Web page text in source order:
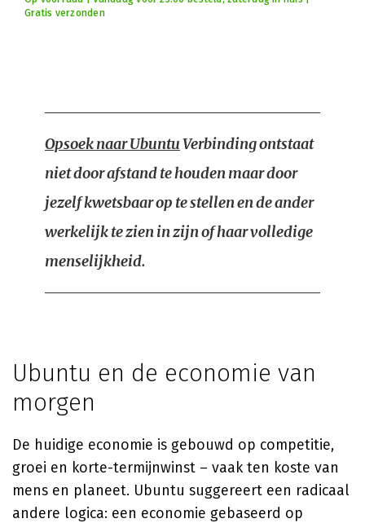
Gratis verzonden
Opsoek naar UbuntuVerbinding ontstaat
niet door afstand te houden maar door
jezelf kwetsbaar op te stellen en de ander
werkelijk te zien in zijn of haar volledige
menselijkheid.
Ubuntu en de economie van
morgen
De huidige economie is gebouwd op competitie,
groei en korte-termijnwinst – vaak ten koste van
mens en planeet. Ubuntu suggereert een radicaal
andere logica: een economie gebaseerd op